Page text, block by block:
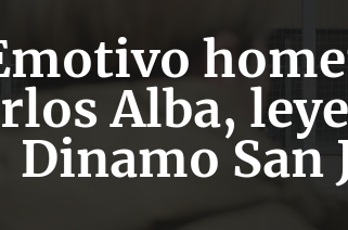
Alba,
Dinamo San